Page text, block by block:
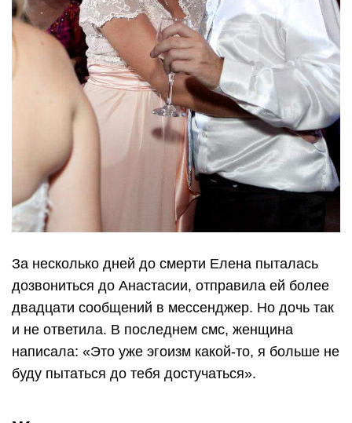
За несколько дней до смерти Елена пыталась
дозвониться до Анастасии, отправила ей более
двадцати сообщений в мессенджер. Но дочь так
и не ответила. В последнем смс, женщина
написала: «Это уже эгоизм какой-то, я больше не
буду пытаться до тебя достучаться».